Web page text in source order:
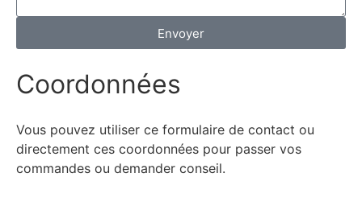
Envoyer
Coordonnées
Vous pouvez utiliser ce formulaire de contact ou
directement ces coordonnées pour passer vos
commandes ou demander conseil.